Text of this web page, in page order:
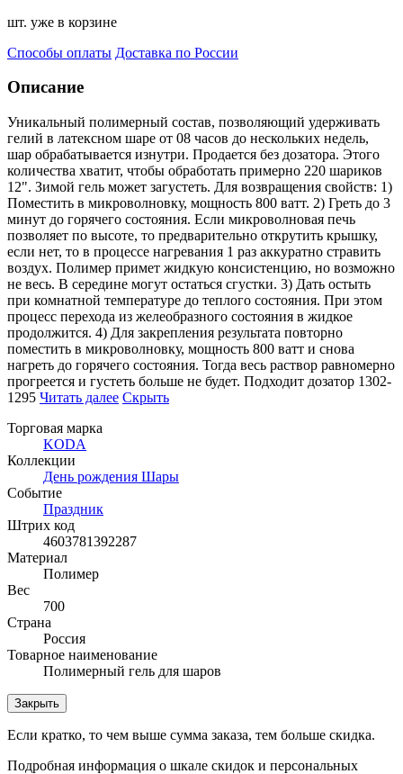
шт. уже в корзине
Способы оплаты Доставка по России
Описание
Уникальный полимерный состав, позволяющий удерживать
гелий в латексном шаре от 08 часов до нескольких недель,
шар обрабатывается изнутри. Продается без дозатора. Этого
количества хватит, чтобы обработать примерно 220 шариков
12". Зимой гель может загустеть. Для возвращения свойств: 1)
Поместить в микроволновку, мощность 800 ватт. 2) Греть до 3
минут до горячего состояния. Если микроволновая печь
позволяет по высоте, то предварительно открутить крышку,
если нет, то в процессе нагревания 1 раз аккуратно стравить
воздух. Полимер примет жидкую консистенцию, но возможно
не весь. В середине могут остаться сгустки. 3) Дать остыть
при комнатной температуре до теплого состояния. При этом
процесс перехода из желеобразного состояния в жидкое
продолжится. 4) Для закрепления результата повторно
поместить в микроволновку, мощность 800 ватт и снова
нагреть до горячего состояния. Тогда весь раствор равномерно
прогреется и густеть больше не будет. Подходит дозатор 1302-
1295 Читать далее Скрыть
Торговая марка
KODA
Коллекции
День рождения Шары
Событие
Праздник
Штрих код
4603781392287
Материал
Полимер
Вес
700
Страна
Россия
Товарное наименование
Полимерный гель для шаров
Закрыть
Если кратко, то чем выше сумма заказа, тем больше скидка.
Подробная информация о шкале скидок и персональных